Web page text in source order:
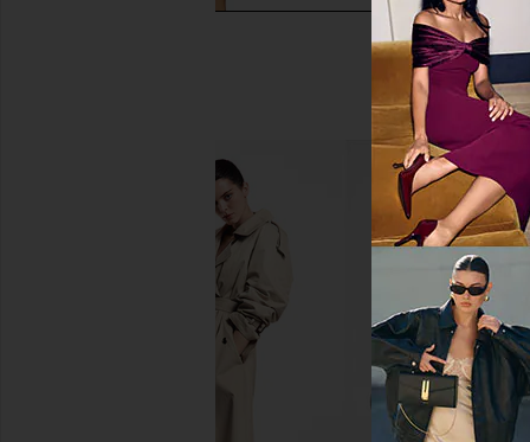
NBD The Angelina Maxi Dress in
OW Collection Brisa
Black
OW
$202